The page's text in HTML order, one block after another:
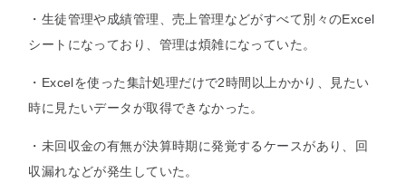
・生徒管理や成績管理、売上管理などがすべて別々のExcel
シートになっており、管理は煩雑になっていた。
・Excelを使った集計処理だけで2時間以上かかり、見たい
時に見たいデータが取得できなかった。
・未回収金の有無が決算時期に発覚するケースがあり、回
収漏れなどが発生していた。